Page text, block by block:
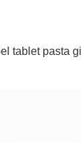
tablet pasta